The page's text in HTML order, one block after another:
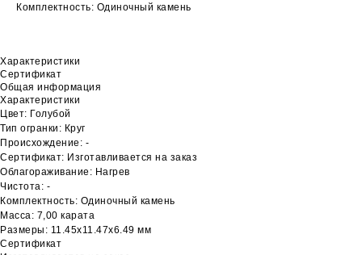
Комплектность: Одиночный камень
Характеристики
Сертификат
Общая информация
Характеристики
Цвет: Голубой
Тип огранки: Круг
Происхождение: -
Сертификат: Изготавливается на заказ
Облагораживание: Нагрев
Чистота: -
Комплектность: Одиночный камень
Масса: 7,00 карата
Размеры: 11.45х11.47х6.49 мм
Сертификат